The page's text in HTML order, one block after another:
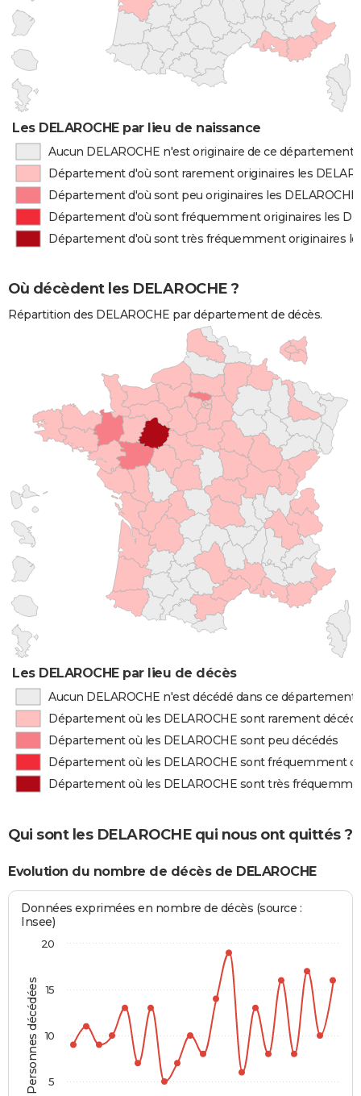
Les DELAROCHE par lieu de naissance
Aucun DELAROCHE n'est originaire de ce département
Département d'où sont rarement originaires les
Département d'où sont peu originaires les DELAROCHE
Département d'où sont fréquemment originaires les
Département d'où sont très fréquemment originaires
Où décèdent les DELAROCHE ?
Répartition des DELAROCHE par département de décès.
Les DELAROCHE par lieu de décès
Aucun DELAROCHE n'est décédé dans ce département
Département où les DELAROCHE sont rarement
Département où les DELAROCHE sont peu décédés
Département où les DELAROCHE sont fréquemment
Département où les DELAROCHE sont très
Qui sont les DELAROCHE qui nous ont quittés ?
Evolution du nombre de décès de DELAROCHE
Personnes décédées
Données exprimées en nombre de décès (source :
Insee)
5
10
15
20